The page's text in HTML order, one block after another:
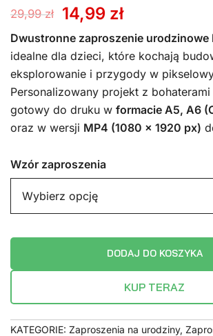
29,99zł
Pierwotna
cena
wynosiła:
29,99 zł.
14,99 złAktualna
cena
wynosi:
14,99 zł.
Dwustronne zaproszenie urodzinowe
idealne dla dzieci, które kochają
eksplorowanie i przygody w
Personalizowany projekt z
gotowy do druku w formacie A5, A6
oraz w wersji MP4 (1080 x 1920 px)
Wzór zaproszenia
DODAJ DO KOSZYKA
KUP TERAZ
KATEGORIE: Zaproszenia na urodziny,